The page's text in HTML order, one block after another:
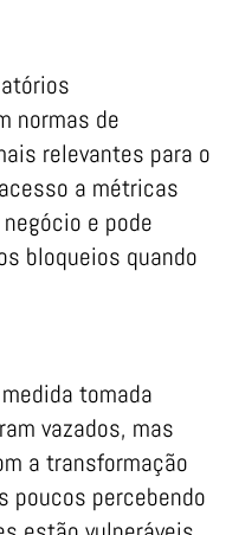
normas de
relevantes para o
a métricas
e pode
bloqueios quando
tomada
vazados, mas
a transformação
poucos percebendo